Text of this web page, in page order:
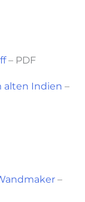
– PDF
alten Indien –
–